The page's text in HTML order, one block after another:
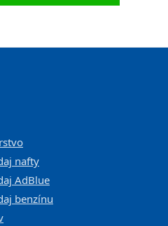
nafty
AdBlue
benzínu